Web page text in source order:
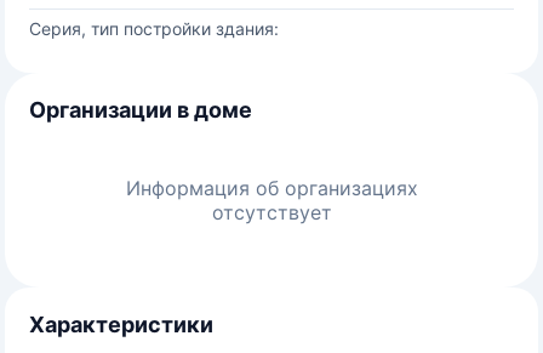
Серия, тип постройки здания:
Организации в доме
Информация об организациях
отсутствует
Характеристики